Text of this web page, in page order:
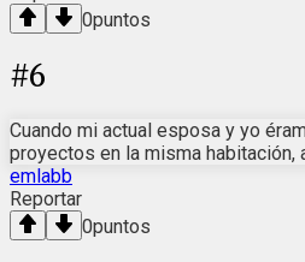
0puntos
#6
Cuando mi actual esposa y yo
proyectos en la misma habitación,
emlabb
Reportar
0puntos